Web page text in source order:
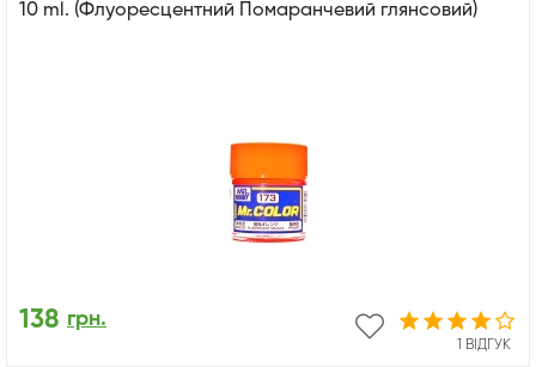
10 ml. (Флуоресцентний Помаранчевий глянсовий)
1 ВІДГУК
138 грн.